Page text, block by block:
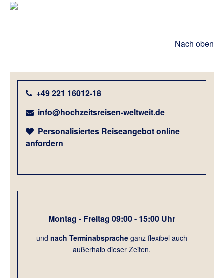
Nach oben
+49 221 16012-18
info@hochzeitsreisen-weltweit.de
Personalisiertes Reiseangebot online
anfordern
Montag - Freitag 09:00 - 15:00 Uhr
und nach Terminabsprache ganz flexibel auch
außerhalb dieser Zeiten.